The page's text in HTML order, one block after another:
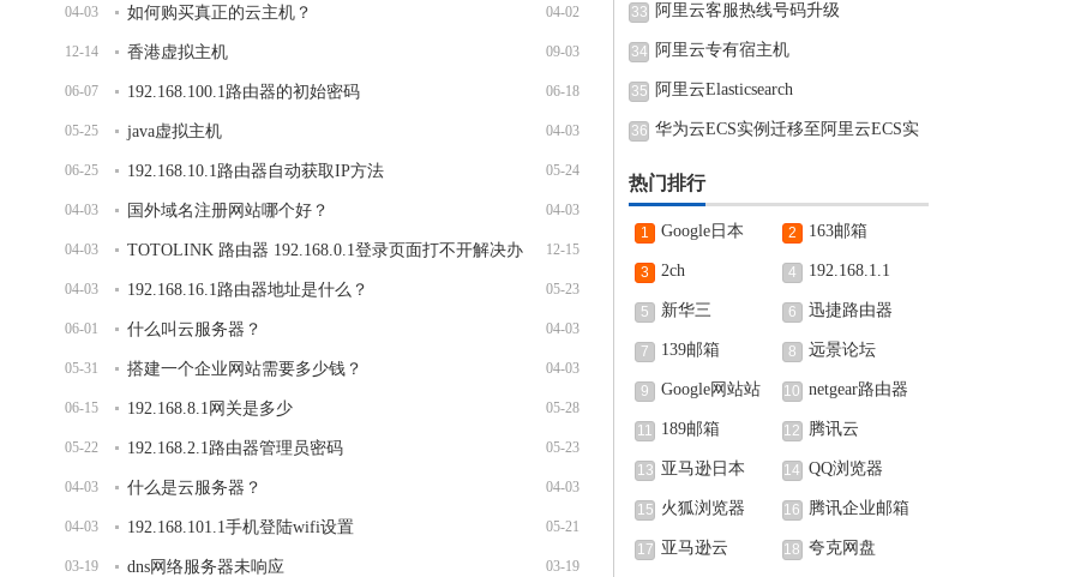
04-03 04-02
如何购买真正的云主机？
12-14 09-03
香港虚拟主机
06-07 06-18
192.168.100.1路由器的初始密码
05-25 04-03
java虚拟主机
06-25 05-24
192.168.10.1路由器自动获取IP方法
04-03 04-03
国外域名注册网站哪个好？
04-03 12-15
TOTOLINK 路由器 192.168.0.1登录页面打不开解决办
法
04-03 05-23
192.168.16.1路由器地址是什么？
06-01 04-03
什么叫云服务器？
05-31 04-03
搭建一个企业网站需要多少钱？
06-15 05-28
192.168.8.1网关是多少
05-22 05-23
192.168.2.1路由器管理员密码
04-03 04-03
什么是云服务器？
04-03 05-21
192.168.101.1手机登陆wifi设置
03-19 03-19
dns网络服务器未响应
33 阿里云客服热线号码升级
34 阿里云专有宿主机
35 阿里云Elasticsearch
36 华为云ECS实例迁移至阿里云ECS实
热门排行
1 Google日本 2 163邮箱
3 2ch 4 192.168.1.1
5 新华三 6 迅捷路由器
7 139邮箱 8 远景论坛
9
Google网站站
长中心
10 netgear路由器
11 189邮箱 12 腾讯云
13 亚马逊日本 14 QQ浏览器
15 火狐浏览器 16 腾讯企业邮箱
17 亚马逊云 18 夸克网盘